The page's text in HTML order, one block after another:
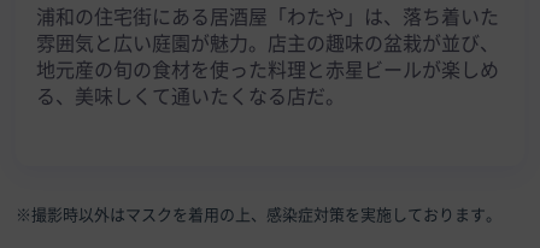
浦和の住宅街にある居酒屋「わたや」は、落ち着いた
雰囲気と広い庭園が魅力。店主の趣味の盆栽が並び、
地元産の旬の食材を使った料理と赤星ビールが楽しめ
る、美味しくて通いたくなる店だ。
※撮影時以外はマスクを着用の上、感染症対策を実施しております。